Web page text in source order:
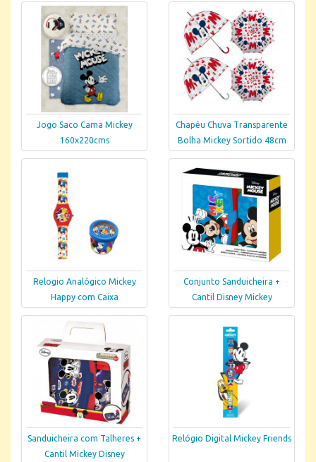
Jogo Saco Cama Mickey
160x220cms
Chapéu Chuva Transparente
Bolha Mickey Sortido 48cm
Relogio Analógico Mickey
Happy com Caixa
Conjunto Sanduicheira +
Cantil Disney Mickey
Sanduicheira com Talheres +
Cantil Mickey Disney
Relógio Digital Mickey Friends